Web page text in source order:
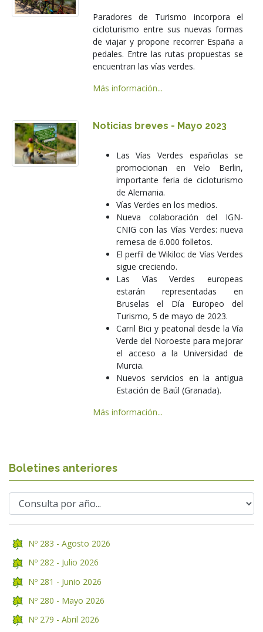
Paradores de Turismo incorpora el
cicloturismo entre sus nuevas formas
de viajar y propone recorrer España a
pedales. Entre las rutas propuestas se
encuentran las vías verdes.
Más información...
Noticias breves - Mayo 2023
Las Vías Verdes españolas se
promocionan en Velo Berlin,
importante feria de cicloturismo
de Alemania.
Vías Verdes en los medios.
Nueva colaboración del IGN-
CNIG con las Vías Verdes: nueva
remesa de 6.000 folletos.
El perfil de Wikiloc de Vías Verdes
sigue creciendo.
Las Vías Verdes europeas
estarán representadas en
Bruselas el Día Europeo del
Turismo, 5 de mayo de 2023.
Carril Bici y peatonal desde la Vía
Verde del Noroeste para mejorar
el acceso a la Universidad de
Murcia.
Nuevos servicios en la antigua
Estación de Baúl (Granada).
Más información...
Boletines anteriores
Nº 283 - Agosto 2026
Nº 282 - Julio 2026
Nº 281 - Junio 2026
Nº 280 - Mayo 2026
Nº 279 - Abril 2026